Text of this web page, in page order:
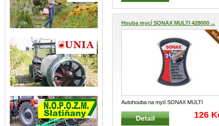
Houba mycí SONAX MULTI 428000 ...
Autohouba na mytí SONAX MULTI
SONAX 428000 Univerzální mycí h
...
Detail 126